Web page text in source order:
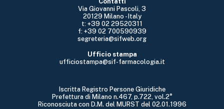
Via Giovanni Pascoli, 3
20129 Milano - Italy
t: +39 02 29520311
f: +39 02 700590939
segreteria@sifweb.org
Ufficio stampa
ufficiostampa@sif-farmacologia.it
Iscritta Registro Persone Giuridiche
Prefettura di Milano n.467, p.722, vol.2°
Riconosciuta con D.M. del MURST del 02.01.1996